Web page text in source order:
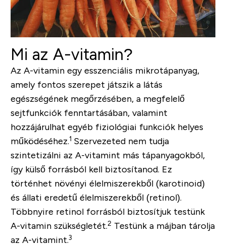
Mi az A-vitamin?
Az A-vitamin egy esszenciális mikrotápanyag,
amely fontos szerepet játszik a látás
egészségének megőrzésében, a megfelelő
sejtfunkciók fenntartásában, valamint
hozzájárulhat egyéb fiziológiai funkciók helyes
működéséhez.1 Szervezeted nem tudja
szintetizálni az A-vitamint más tápanyagokból,
így külső forrásból kell biztosítanod. Ez
történhet növényi élelmiszerekből (karotinoid)
és állati eredetű élelmiszerekből (retinol).
Többnyire retinol forrásból biztosítjuk testünk
A-vitamin szükségletét.2 Testünk a májban tárolja
az A-vitamint.3